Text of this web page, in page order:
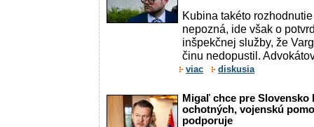
Kubina takéto
nepozná, ide však o
inšpekčnej služby, že
činu nedopustil.
viac diskusia
Migaľ chce pre
ochotných, vojenskú
podporuje